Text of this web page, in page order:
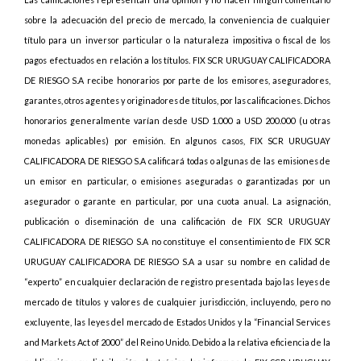
sobre la adecuación del precio de mercado, la conveniencia de cualquier
título para un inversor particular o la naturaleza impositiva o fiscal de los
pagos efectuados en relación a los títulos. FIX SCR URUGUAY CALIFICADORA
DE RIESGO S.A recibe honorarios por parte de los emisores, aseguradores,
garantes, otros agentes y originadores de títulos, por las calificaciones. Dichos
honorarios generalmente varían desde USD 1.000 a USD 200.000 (u otras
monedas aplicables) por emisión. En algunos casos, FIX SCR URUGUAY
CALIFICADORA DE RIESGO S.A calificará todas o algunas de las emisiones de
un emisor en particular, o emisiones aseguradas o garantizadas por un
asegurador o garante en particular, por una cuota anual. La asignación,
publicación o diseminación de una calificación de FIX SCR URUGUAY
CALIFICADORA DE RIESGO S.A no constituye el consentimiento de FIX SCR
URUGUAY CALIFICADORA DE RIESGO S.A a usar su nombre en calidad de
“experto” en cualquier declaración de registro presentada bajo las leyes de
mercado de títulos y valores de cualquier jurisdicción, incluyendo, pero no
excluyente, las leyes del mercado de Estados Unidos y la “Financial Services
and Markets Act of 2000” del Reino Unido. Debido a la relativa eficiencia de la